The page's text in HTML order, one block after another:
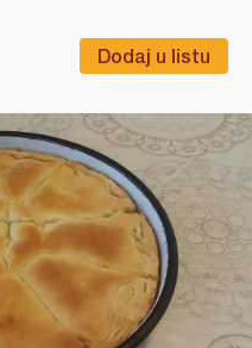
Dodaj u listu